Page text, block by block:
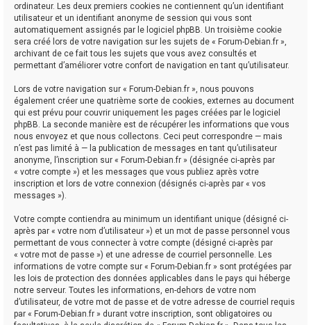
ordinateur. Les deux premiers cookies ne contiennent qu’un identifiant
utilisateur et un identifiant anonyme de session qui vous sont
automatiquement assignés par le logiciel phpBB. Un troisième cookie
sera créé lors de votre navigation sur les sujets de « Forum-Debian.fr »,
archivant de ce fait tous les sujets que vous avez consultés et
permettant d’améliorer votre confort de navigation en tant qu’utilisateur.
Lors de votre navigation sur « Forum-Debian.fr », nous pouvons
également créer une quatrième sorte de cookies, externes au document
qui est prévu pour couvrir uniquement les pages créées par le logiciel
phpBB. La seconde manière est de récupérer les informations que vous
nous envoyez et que nous collectons. Ceci peut correspondre — mais
n’est pas limité à — la publication de messages en tant qu’utilisateur
anonyme, l’inscription sur « Forum-Debian.fr » (désignée ci-après par
« votre compte ») et les messages que vous publiez après votre
inscription et lors de votre connexion (désignés ci-après par « vos
messages »).
Votre compte contiendra au minimum un identifiant unique (désigné ci-
après par « votre nom d’utilisateur ») et un mot de passe personnel vous
permettant de vous connecter à votre compte (désigné ci-après par
« votre mot de passe ») et une adresse de courriel personnelle. Les
informations de votre compte sur « Forum-Debian.fr » sont protégées par
les lois de protection des données applicables dans le pays qui héberge
notre serveur. Toutes les informations, en-dehors de votre nom
d’utilisateur, de votre mot de passe et de votre adresse de courriel requis
par « Forum-Debian.fr » durant votre inscription, sont obligatoires ou